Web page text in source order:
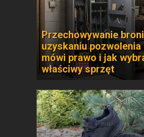
Przechowywanie
uzyskaniu pozwolenia
mówi prawo i jak
właściwy sprzęt